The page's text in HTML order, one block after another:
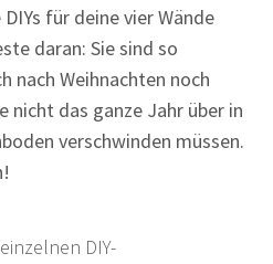
für deine vier Wände
daran: Sie sind so
nach Weihnachten noch
nicht das ganze Jahr über in
verschwinden müssen.
DIY-